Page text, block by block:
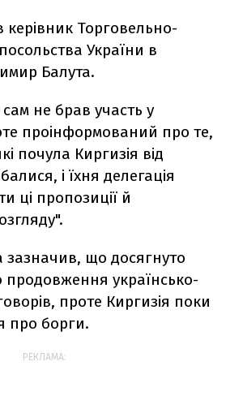
Торговельно-
посольства України в
Балута.
не брав участь у
проінформований про те,
почула Киргизія від
і їхня делегація
ці пропозиції й
зазначив, що досягнуто
продовження українсько-
проте Киргизія поки
про борги.
РЕКЛАМА: